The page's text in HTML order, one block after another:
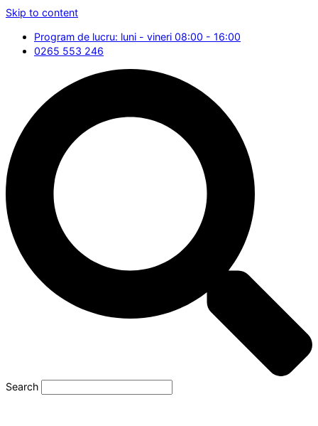
Skip to content
Program de lucru: luni - vineri 08:00 - 16:00
0265 553 246
Search